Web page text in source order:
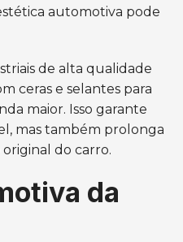
automotiva pode
de alta qualidade
ceras e selantes para
maior. Isso garante
mas também prolonga
do carro.
da